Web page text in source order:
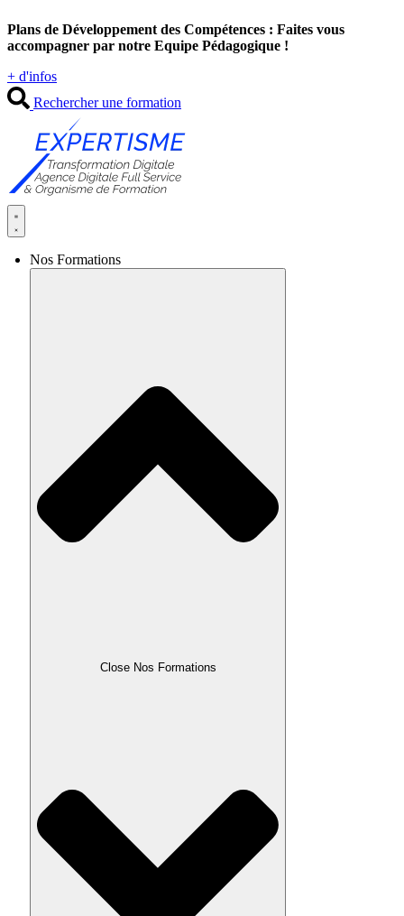
au
contenu
Plans de Développement des Compétences : Faites vous
accompagner par notre Equipe Pédagogique !
+ d'infos
Rechercher une formation
Nos Formations
Close Nos Formations